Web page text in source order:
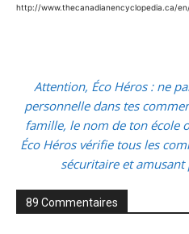
http://www.thecanadianencyclopedia.ca/
Attention, Éco Héros : ne
personnelle dans tes
famille, le nom de ton école
Éco Héros vérifie tous les
sécuritaire et
89 Commentaires